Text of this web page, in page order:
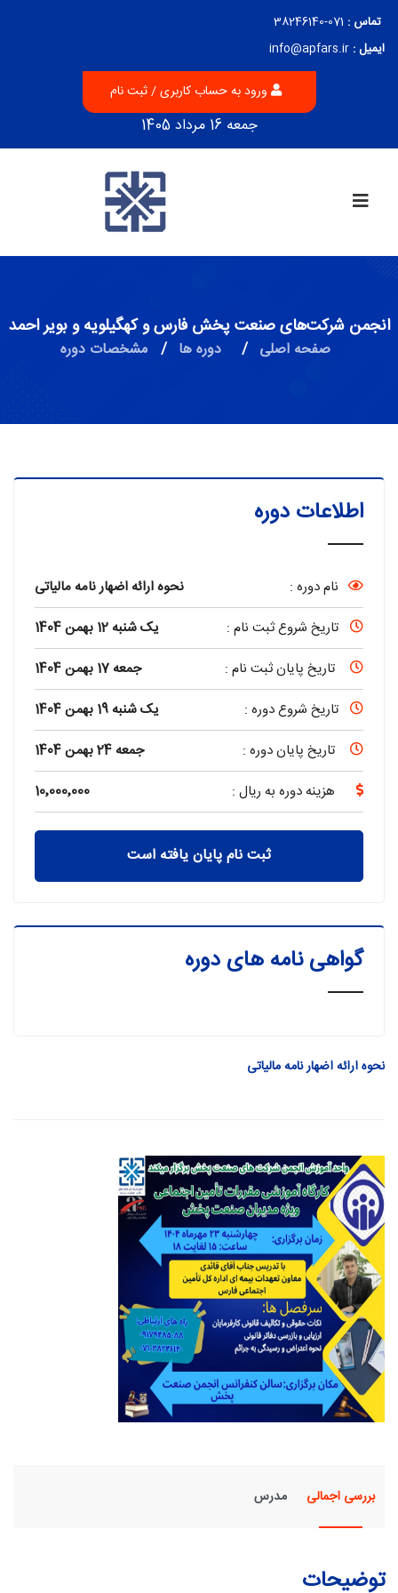
تماس : 071-38246140
ایمیل : info@apfars.ir
ورود به حساب کاربری / ثبت نام
جمعه 16 مرداد 1405
انجمن شرکت‌های صنعت پخش فارس و کهگیلویه و بویر احمد
صفحه اصلی / دوره ها / مشخصات دوره
اطلاعات دوره
نام دوره :
نحوه ارائه اضهار نامه مالیاتی
تاریخ شروع ثبت نام :
یک شنبه 12 بهمن 1404
تاریخ پایان ثبت نام :
جمعه 17 بهمن 1404
تاریخ شروع دوره :
یک شنبه 19 بهمن 1404
تاریخ پایان دوره :
جمعه 24 بهمن 1404
هزینه دوره به ریال :
10٬000٬000
ثبت نام پایان یافته است
گواهی نامه های دوره
نحوه ارائه اضهار نامه مالیاتی
بررسی اجمالی مدرس
توضیحات